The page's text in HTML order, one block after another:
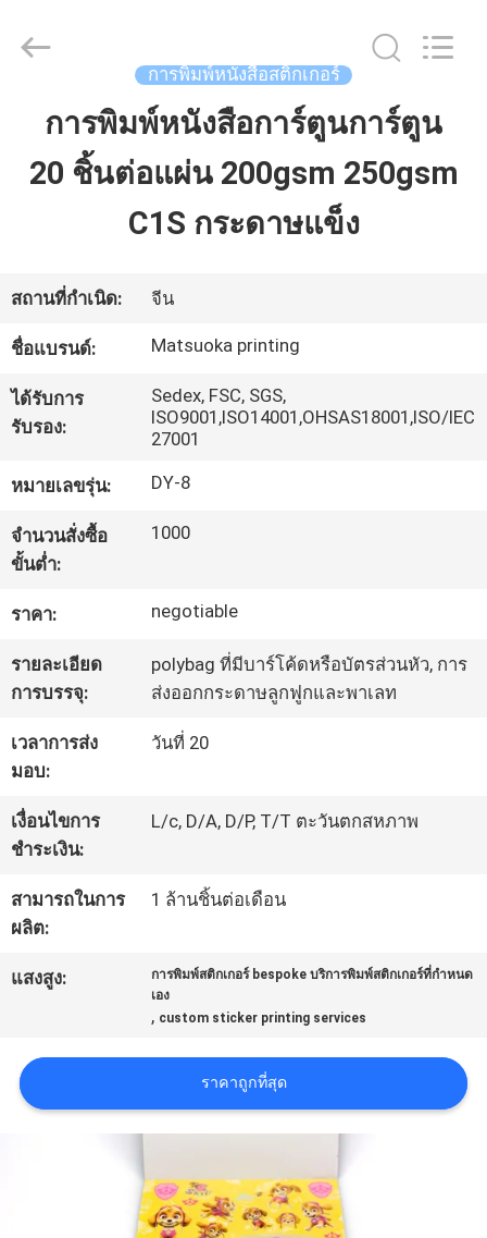
บ้าน
เกี่ยว
กับ
เรา
ทัวร์
โรงงาน
ควบคุม
คุณภาพ
ติดต่อ
เรา
ขอ
ใบ
เสนอ
แผนผัง
Zhejiang
matsuoka
Reserved.
การพิมพ์หนังสือสติกเกอร์
การพิมพ์หนังสือการ์ตูนการ์ตูน
20 ชิ้นต่อแผ่น 200gsm 250gsm
C1S กระดาษแข็ง
สถานที่กำเนิด: จีน
ชื่อแบรนด์: Matsuoka printing
ได้รับการ
รับรอง:
Sedex, FSC, SGS,
ISO9001,ISO14001,OHSAS18001,ISO/IEC
27001
หมายเลขรุ่น: DY-8
จำนวนสั่งซื้อ
ขั้นต่ำ:
1000
ราคา: negotiable
รายละเอียด
การบรรจุ:
polybag ที่มีบาร์โค้ดหรือบัตรส่วนหัว, การ
ส่งออกกระดาษลูกฟูกและพาเลท
เวลาการส่ง
มอบ:
วันที่ 20
เงื่อนไขการ
ชำระเงิน:
L/c, D/A, D/P, T/T ตะวันตกสหภาพ
สามารถในการ
ผลิต:
1 ล้านชิ้นต่อเดือน
แสงสูง:
การพิมพ์สติกเกอร์ bespoke บริการพิมพ์สติกเกอร์ที่กำหนด
เอง
, custom sticker printing services
ราคาถูกที่สุด